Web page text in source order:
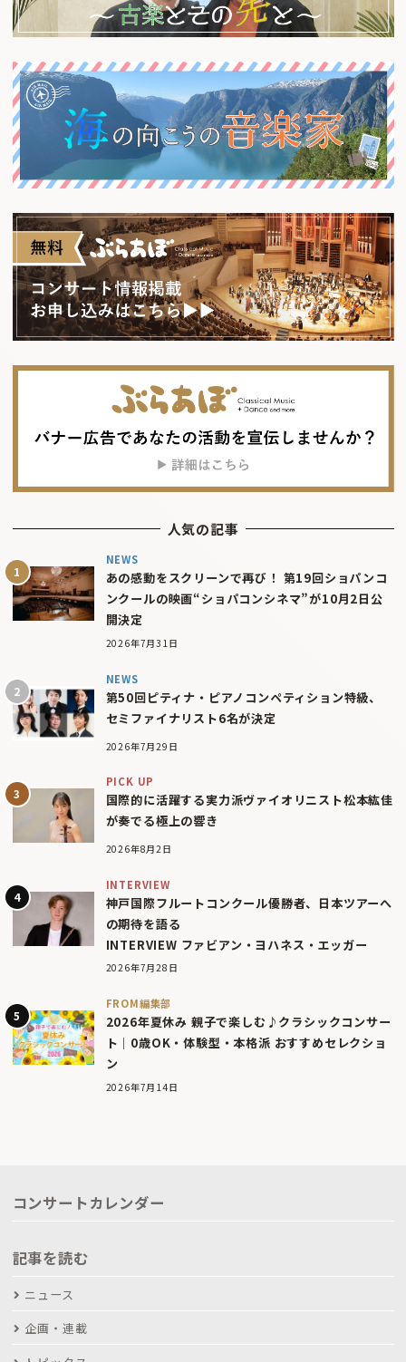
人気の記事
NEWS
あの感動をスクリーンで再び！ 第19回ショパンコ
ンクールの映画“ショパコンシネマ”が10月2日公
開決定
2026年7月31日
NEWS
第50回ピティナ・ピアノコンペティション特級、
セミファイナリスト6名が決定
2026年7月29日
PICK UP
国際的に活躍する実力派ヴァイオリニスト松本紘佳
が奏でる極上の響き
2026年8月2日
INTERVIEW
神戸国際フルートコンクール優勝者、日本ツアーへ
の期待を語る
INTERVIEW ファビアン・ヨハネス・エッガー
2026年7月28日
FROM編集部
2026年夏休み 親子で楽しむ♪クラシックコンサー
ト｜0歳OK・体験型・本格派 おすすめセレクショ
ン
2026年7月14日
コンサートカレンダー
記事を読む
ニュース
企画・連載